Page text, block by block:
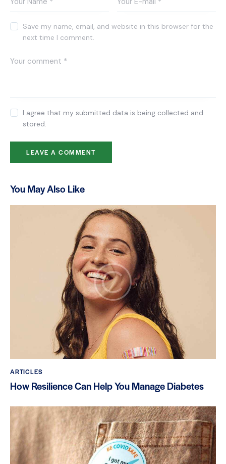
Save my name, email, and website in this browser for the
next time I comment.
I agree that my submitted data is being collected and
stored.
You May Also Like
ARTICLES
How Resilience Can Help You Manage Diabetes